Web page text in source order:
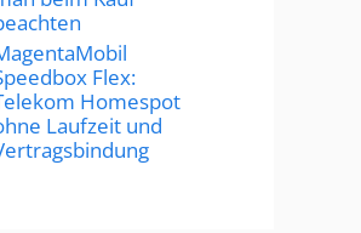
Flex:
Homespot
Laufzeit und